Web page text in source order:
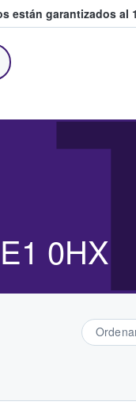
están garantizados al
0HX